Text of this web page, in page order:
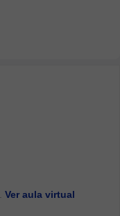
Ver aula virtual